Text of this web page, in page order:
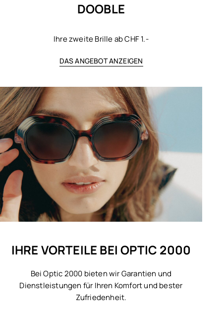
DOOBLE
Ihre zweite Brille ab CHF 1.-
DAS ANGEBOT ANZEIGEN
IHRE VORTEILE BEI OPTIC 2000
Bei Optic 2000 bieten wir Garantien und
Dienstleistungen für Ihren Komfort und bester
Zufriedenheit.